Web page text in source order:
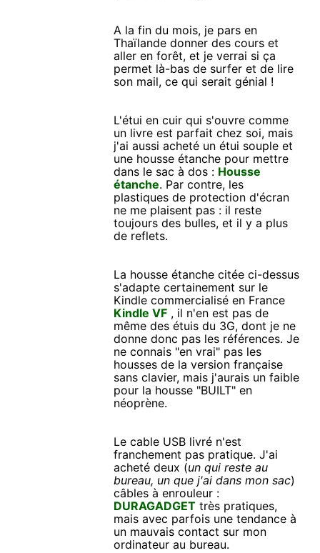
A la fin du mois, je pars en
Thaïlande donner des cours et
aller en forêt, et je verrai si ça
permet là-bas de surfer et de lire
son mail, ce qui serait génial !
L'étui en cuir qui s'ouvre comme
un livre est parfait chez soi, mais
j'ai aussi acheté un étui souple et
une housse étanche pour mettre
dans le sac à dos : Housse
étanche. Par contre, les
plastiques de protection d'écran
ne me plaisent pas : il reste
toujours des bulles, et il y a plus
de reflets.
La housse étanche citée ci-dessus
s'adapte certainement sur le
Kindle commercialisé en France
Kindle VF , il n'en est pas de
même des étuis du 3G, dont je ne
donne donc pas les références. Je
ne connais "en vrai" pas les
housses de la version française
sans clavier, mais j'aurais un faible
pour la housse "BUILT" en
néoprène.
Le cable USB livré n'est
franchement pas pratique. J'ai
acheté deux (un qui reste au
bureau, un que j'ai dans mon sac)
câbles à enrouleur :
DURAGADGET très pratiques,
mais avec parfois une tendance à
un mauvais contact sur mon
ordinateur au bureau.